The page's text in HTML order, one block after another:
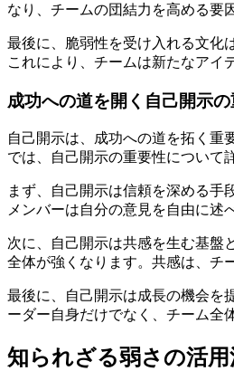
なり、チームの団結力を高める要
最後に、脆弱性を受け入れる文化
これにより、チームは新たなアイ
成功への道を開く自己開示
自己開示は、成功への道を拓く重
では、自己開示の重要性について
まず、自己開示は信頼を深める手
メンバーは自分の意見を自由に述
次に、自己開示は共感を生む基盤
全体が強くなります。共感は、チ
最後に、自己開示は成長の機会を
ーダー自身だけでなく、チーム全
知られざる弱さの活用